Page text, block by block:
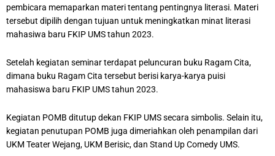
pembicara memaparkan materi tentang pentingnya literasi. Materi
tersebut dipilih dengan tujuan untuk meningkatkan minat literasi
mahasiwa baru FKIP UMS tahun 2023.
Setelah kegiatan seminar terdapat peluncuran buku Ragam Cita,
dimana buku Ragam Cita tersebut berisi karya-karya puisi
mahasiswa baru FKIP UMS tahun 2023.
Kegiatan POMB ditutup dekan FKIP UMS secara simbolis. Selain itu,
kegiatan penutupan POMB juga dimeriahkan oleh penampilan dari
UKM Teater Wejang, UKM Berisic, dan Stand Up Comedy UMS.